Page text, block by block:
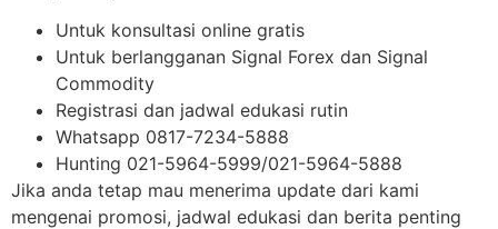
Untuk konsultasi online gratis
Untuk berlangganan Signal Forex dan Signal
Commodity
Registrasi dan jadwal edukasi rutin
Whatsapp 0817-7234-5888
Hunting 021-5964-5999/021-5964-5888
Jika anda tetap mau menerima update dari kami
mengenai promosi, jadwal edukasi dan berita penting